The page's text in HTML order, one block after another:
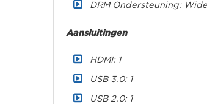
DRM Ondersteuning:
Aansluitingen
HDMI: 1
USB 3.0: 1
USB 2.0: 1